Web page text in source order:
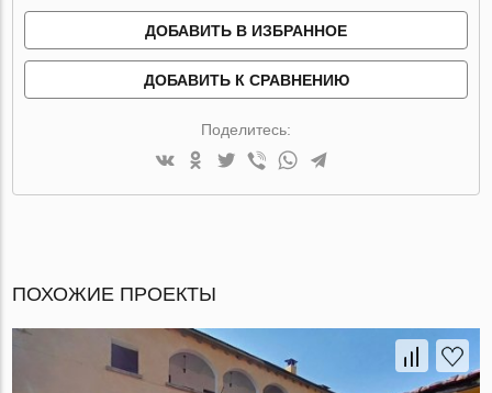
ДОБАВИТЬ В ИЗБРАННОЕ
ДОБАВИТЬ К СРАВНЕНИЮ
Поделитесь:
ПОХОЖИЕ ПРОЕКТЫ